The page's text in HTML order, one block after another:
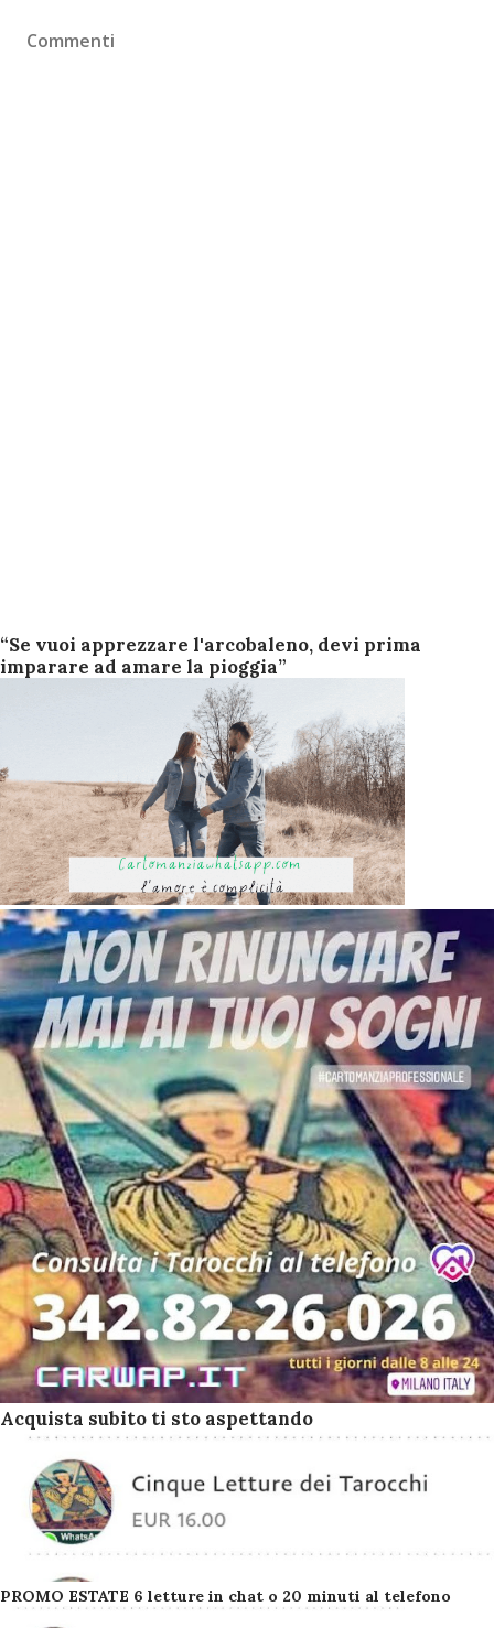
Commenti
“Se vuoi apprezzare l'arcobaleno, devi prima
imparare ad amare la pioggia”
Acquista subito ti sto aspettando
PROMO ESTATE 6 letture in chat o 20 minuti al telefono